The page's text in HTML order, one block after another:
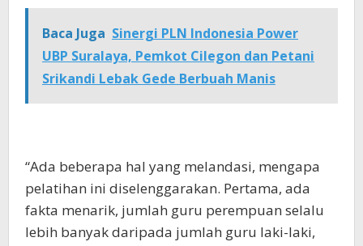
Baca Juga Sinergi PLN Indonesia Power
UBP Suralaya, Pemkot Cilegon dan Petani
Srikandi Lebak Gede Berbuah Manis
“Ada beberapa hal yang melandasi, mengapa
pelatihan ini diselenggarakan. Pertama, ada
fakta menarik, jumlah guru perempuan selalu
lebih banyak daripada jumlah guru laki-laki,